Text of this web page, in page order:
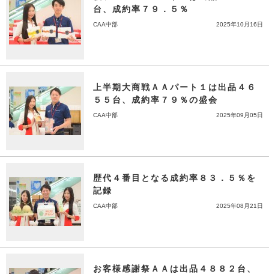
台、成約率７９．５％
CAA中部 2025年10月16日
上半期大商戦ＡＡパート１は出品４６
５５台、成約率７９％の盛会
CAA中部 2025年09月05日
歴代４番目となる成約率８３．５％を
記録
CAA中部 2025年08月21日
お客様感謝祭ＡＡは出品４８８２台、